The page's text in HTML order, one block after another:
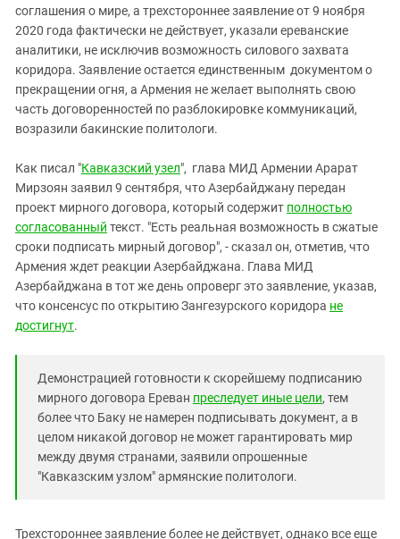
СКФО
Ставропольский край
Чечня
Южная Осетия
Южный Кавказ
соглашения о мире, а трехстороннее заявление от 9 ноября
2020 года фактически не действует, указали ереванские
аналитики, не исключив возможность силового захвата
коридора. Заявление остается единственным документом о
прекращении огня, а Армения не желает выполнять свою
часть договоренностей по разблокировке коммуникаций,
возразили бакинские политологи.
Как писал "Кавказский узел", глава МИД Армении Арарат
Мирзоян заявил 9 сентября, что Азербайджану передан
проект мирного договора, который содержит полностью
согласованный текст. "Есть реальная возможность в сжатые
сроки подписать мирный договор", - сказал он, отметив, что
Армения ждет реакции Азербайджана. Глава МИД
Азербайджана в тот же день опроверг это заявление, указав,
что консенсус по открытию Зангезурского коридора не
достигнут.
Демонстрацией готовности к скорейшему подписанию
мирного договора Ереван преследует иные цели, тем
более что Баку не намерен подписывать документ, а в
целом никакой договор не может гарантировать мир
между двумя странами, заявили опрошенные
"Кавказским узлом" армянские политологи.
Трехстороннее заявление более не действует, однако все еще